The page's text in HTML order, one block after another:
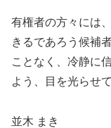
有権者の方々には
きるであろう候補
ことなく、冷静に
よう、目を光らせ
並木 まき